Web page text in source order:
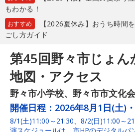
もわかる！
おすすめ
【2026夏休み】おうち時間
ごし方ガイド
第45回野々市じょ
地図・アクセス
野々市小学校、野々市市文化
開催日程： 2026年8月1日(土)
8/1(土)11:00～21:30、8/2(日)11:00～
演スケジュールは、市HPのデジタルパ